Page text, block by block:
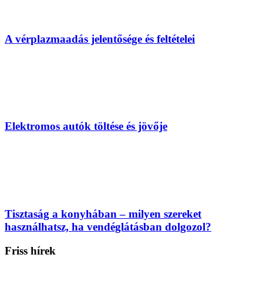
A vérplazmaadás jelentősége és feltételei
Elektromos autók töltése és jövője
Tisztaság a konyhában – milyen szereket
használhatsz, ha vendéglátásban dolgozol?
Friss hírek